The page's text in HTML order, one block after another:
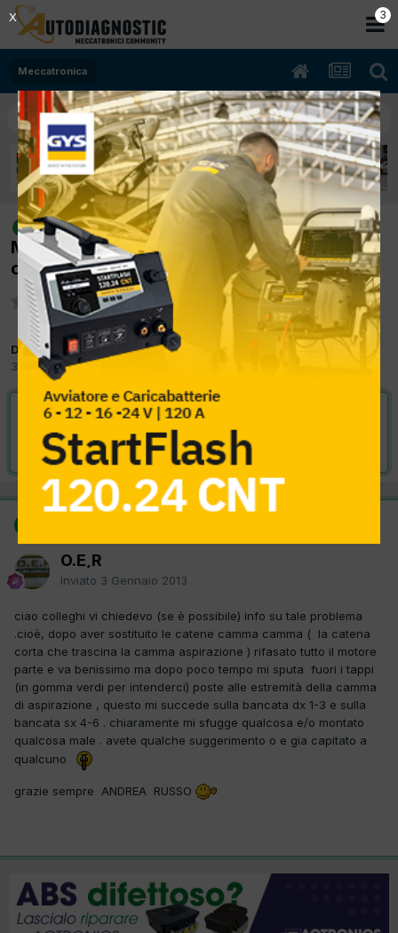
Meccatronica
risolto
[porsche 996 01/1998 3367cc
M96/01 221Kw Benzina] tappi estremità
camme che vengono sputati fuori
Da O.E,R
3 Gennaio 2013in
VAI ALLA SOLUZIONE
Risolta da O.E,R, 3 Gennaio 2013
O.E,R
Inviato 3 Gennaio 2013
ciao colleghi vi chiedevo (se è possibile) info su tale problema
.cioè, dopo aver sostituito le catene camma camma ( la catena
corta che trascina la camma aspirazione ) rifasato tutto il motore
parte e va benissimo ma dopo poco tempo mi sputa fuori i tappi
(in gomma verdi per intenderci) poste alle estremità della camma
di aspirazione , questo mi succede sulla bancata dx 1-3 e sulla
bancata sx 4-6 . chiaramente mi sfugge qualcosa e/o montato
qualcosa male . avete qualche suggerimento o e gia capitato a
qualcuno
grazie sempre ANDREA RUSSO
2
X